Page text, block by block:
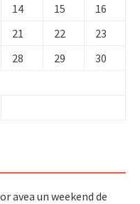
14 15
16
21 22
23
28 29
30
avea un weekend de